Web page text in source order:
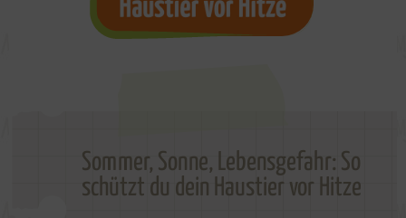
Sommer, Sonne, Lebensgefahr: So
schützt du dein Haustier vor Hitze